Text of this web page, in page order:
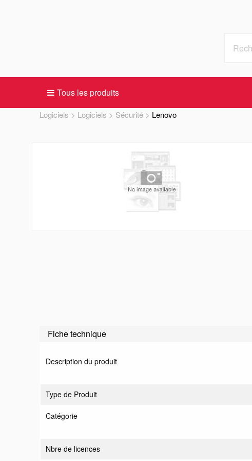
Tous les produits
Logiciels Logiciels Sécurité Lenovo
Fiche technique
Description du produit
Type de Produit
Catégorie
Nbre de licences